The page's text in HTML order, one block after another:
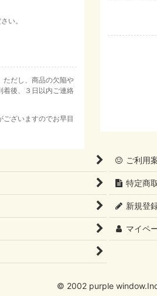
い。
ただし、商品の欠陥や
着後、３日以内ご連絡
ざいますのでお早目
ご利用
特定商
新規登
マイペ
© 2002 purple